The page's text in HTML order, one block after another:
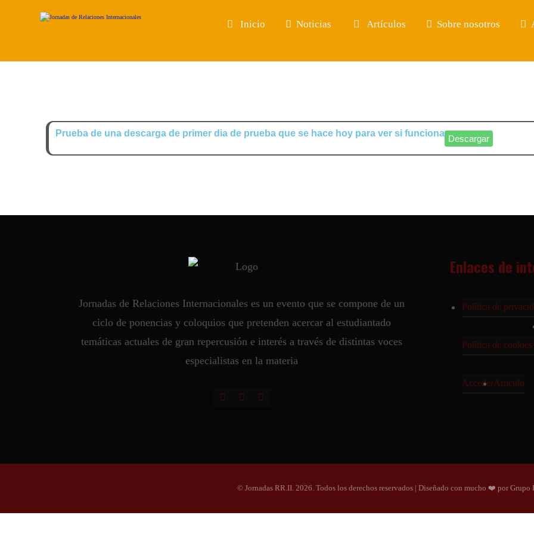
Inicio Noticias Artículos Sobre nosotros
Prueba de una descarga de primer dia de prueba que se hace hoy para ver si funciona
Descargar
Jornadas de Relaciones Internacionales es un evento que se compone de un
ciclo de ponencias y coloquios que pretenden acercar al estudiantado
temáticas actuales de gran repercusión e interés a través de distintas voces
especialistas en la materia
Enlaces de
Política de
Política de
AccederArticulo
© Jornadas RR.II. 2026. Todos los derechos reservados | Diseñado con mucho ❤️ por Grupo